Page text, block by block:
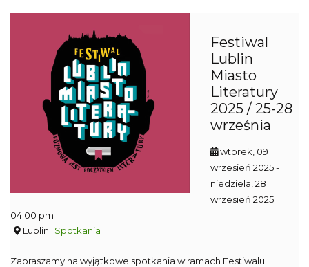
Festiwal
Lublin
Miasto
Literatury
2025 / 25-28
września
wtorek, 09
wrzesień 2025-
niedziela, 28
wrzesień 2025
04:00 pm
Lublin
Spotkania
Zapraszamy na wyjątkowe spotkania w ramach Festiwalu